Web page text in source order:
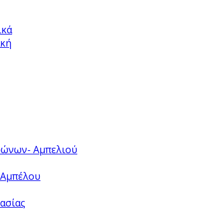
Αμπελιού